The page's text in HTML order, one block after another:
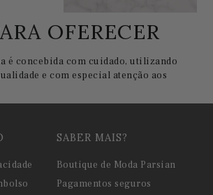
OFERECER
é concebida com cuidado, utilizando
e com especial atenção aos
SABER MAIS?
Boutique de Moda Parsian
Pagamentos seguros